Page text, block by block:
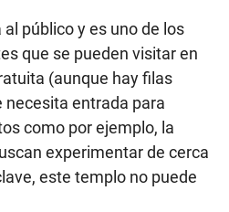
público y es uno de los
que se pueden visitar en
(aunque hay filas
necesita entrada para
como por ejemplo, la
experimentar de cerca
este templo no puede